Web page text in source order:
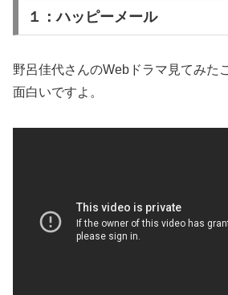
１：ハッピーメール
野呂佳代さんのWebドラマ見てみた
面白いですよ。